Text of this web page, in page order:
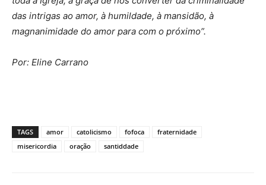
das intrigas ao amor, à humildade, à mansidão, à
magnanimidade do amor para com o próximo”.
Por: Eline Carrano
TAGS amor catolicismo fofoca
fraternidade
misericordia
oração santiddade